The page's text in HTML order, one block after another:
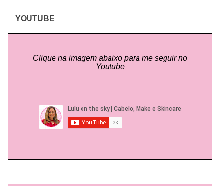
YOUTUBE
Clique na imagem abaixo para me seguir no
Youtube